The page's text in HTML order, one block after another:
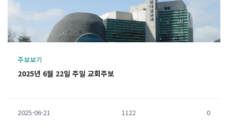
주보보기
2025년 6월 22일 주일 교회주보
2025-06-21 1122 0